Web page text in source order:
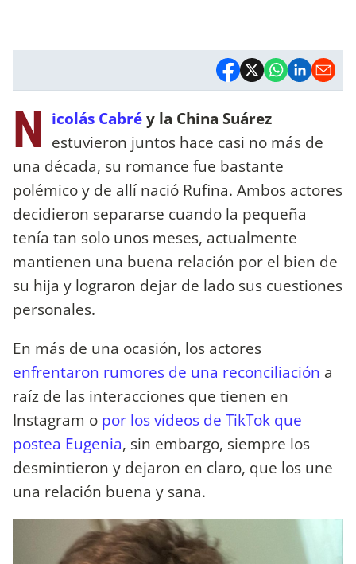
N icolás Cabréy la China Suárez
estuvieron juntos hace casi no más de
una década, su romance fue bastante
polémico y de allí nació Rufina. Ambos actores
decidieron separarse cuando la pequeña
tenía tan solo unos meses, actualmente
mantienen una buena relación por el bien de
su hija y lograron dejar de lado sus cuestiones
personales.
En más de una ocasión, los actores
enfrentaron rumores de una reconciliación a
raíz de las interacciones que tienen en
Instagram o por los vídeos de TikTok que
postea Eugenia, sin embargo, siempre los
desmintieron y dejaron en claro, que los une
una relación buena y sana.